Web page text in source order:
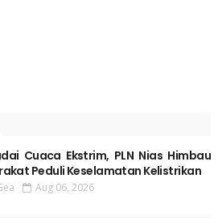
Cuaca Ekstrim, PLN Nias Himbau
Peduli Keselamatan Kelistrikan
Aug 06, 2026